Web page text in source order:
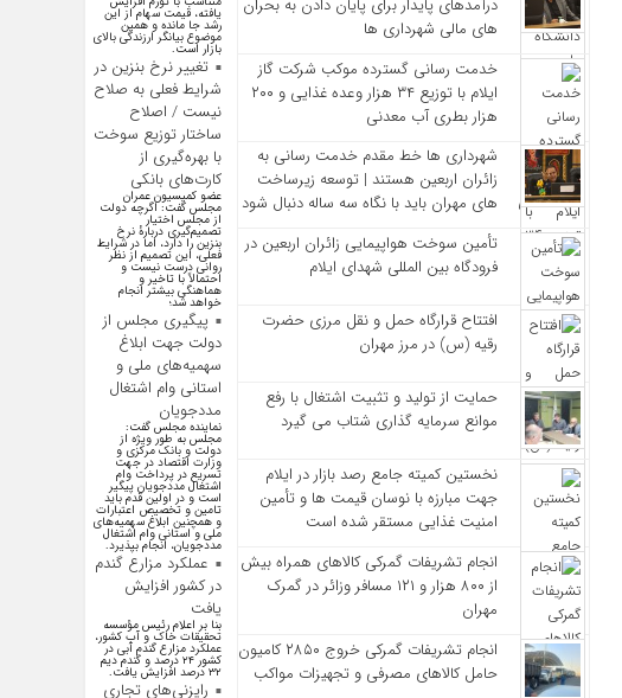
های مالی شهرداری‌ ها
خدمت رسانی گسترده موکب شرکت گاز
ایلام با توزیع ۳۴ هزار وعده غذایی و ۲۰۰
هزار بطری آب معدنی
شهرداری‌ ها خط مقدم خدمت ‌رسانی به
زائران اربعین هستند | توسعه زیرساخت
‌های مهران باید با نگاه سه‌ ساله دنبال شود
تأمین سوخت هواپیمایی زائران اربعین در
فرودگاه بین المللی شهدای ایلام
افتتاح قرارگاه حمل‌ و نقل مرزی حضرت
رقیه (س) در مرز مهران
حمایت از تولید و تثبیت اشتغال با رفع
موانع سرمایه‌ گذاری شتاب می‌ گیرد
نخستین کمیته جامع رصد بازار در ایلام
جهت مبارزه با نوسان قیمت‌ ها و تأمین
امنیت غذایی مستقر شده است
انجام تشریفات گمرکی کالاهای همراه بیش
از ۸۰۰ هزار و ۱۲۱ مسافر وزائر در گمرک
مهران
انجام تشریفات گمرکی خروج ۲۸۵۰ کامیون
حامل کالاهای مصرفی و تجهیزات مواکب
یافته، قیمت سهام از این
رشد جا مانده و همین
موضوع بیانگر ارزندگی بالای
بازار است.
تغییر نرخ بنزین در
شرایط فعلی به صلاح
نیست / اصلاح
ساختار توزیع سوخت
با بهره‌گیری از
کارت‌های بانکی
عضو کمیسیون عمران
مجلس گفت: اگرچه دولت
از مجلس اختیار
تصمیم‌گیری دربارهٔ نرخ
بنزین را دارد، اما در شرایط
فعلی، این تصمیم از نظر
روانی درست نیست و
احتمالاً با تاخیر و
هماهنگی بیشتر انجام
خواهد شد؛
پیگیری مجلس از
دولت جهت ابلاغ
سهمیه‌های ملی و
استانی وام اشتغال
مددجویان
نماینده مجلس گفت:
مجلس به طور ویژه از
دولت و بانک مرکزی و
وزارت اقتصاد در جهت
تسریع در پرداخت وام
اشتغال مددجویان پیگیر
است و در اولین قدم باید
تامین و تخصیص اعتبارات
و همچنین ابلاغ سهمیه‌های
ملی و استانی وام اشتغال
مددجویان، انجام بپذیرد.
عملکرد مزارع گندم
در کشور افزایش
یافت
بنا بر اعلام رئیس مؤسسه
تحقیقات خاک و آب کشور،
عملکرد مزارع گندم آبی در
کشور ۲۴ درصد و گندم دیم
۳۲ درصد افزایش یافت.
رایزنی‌های تجاری